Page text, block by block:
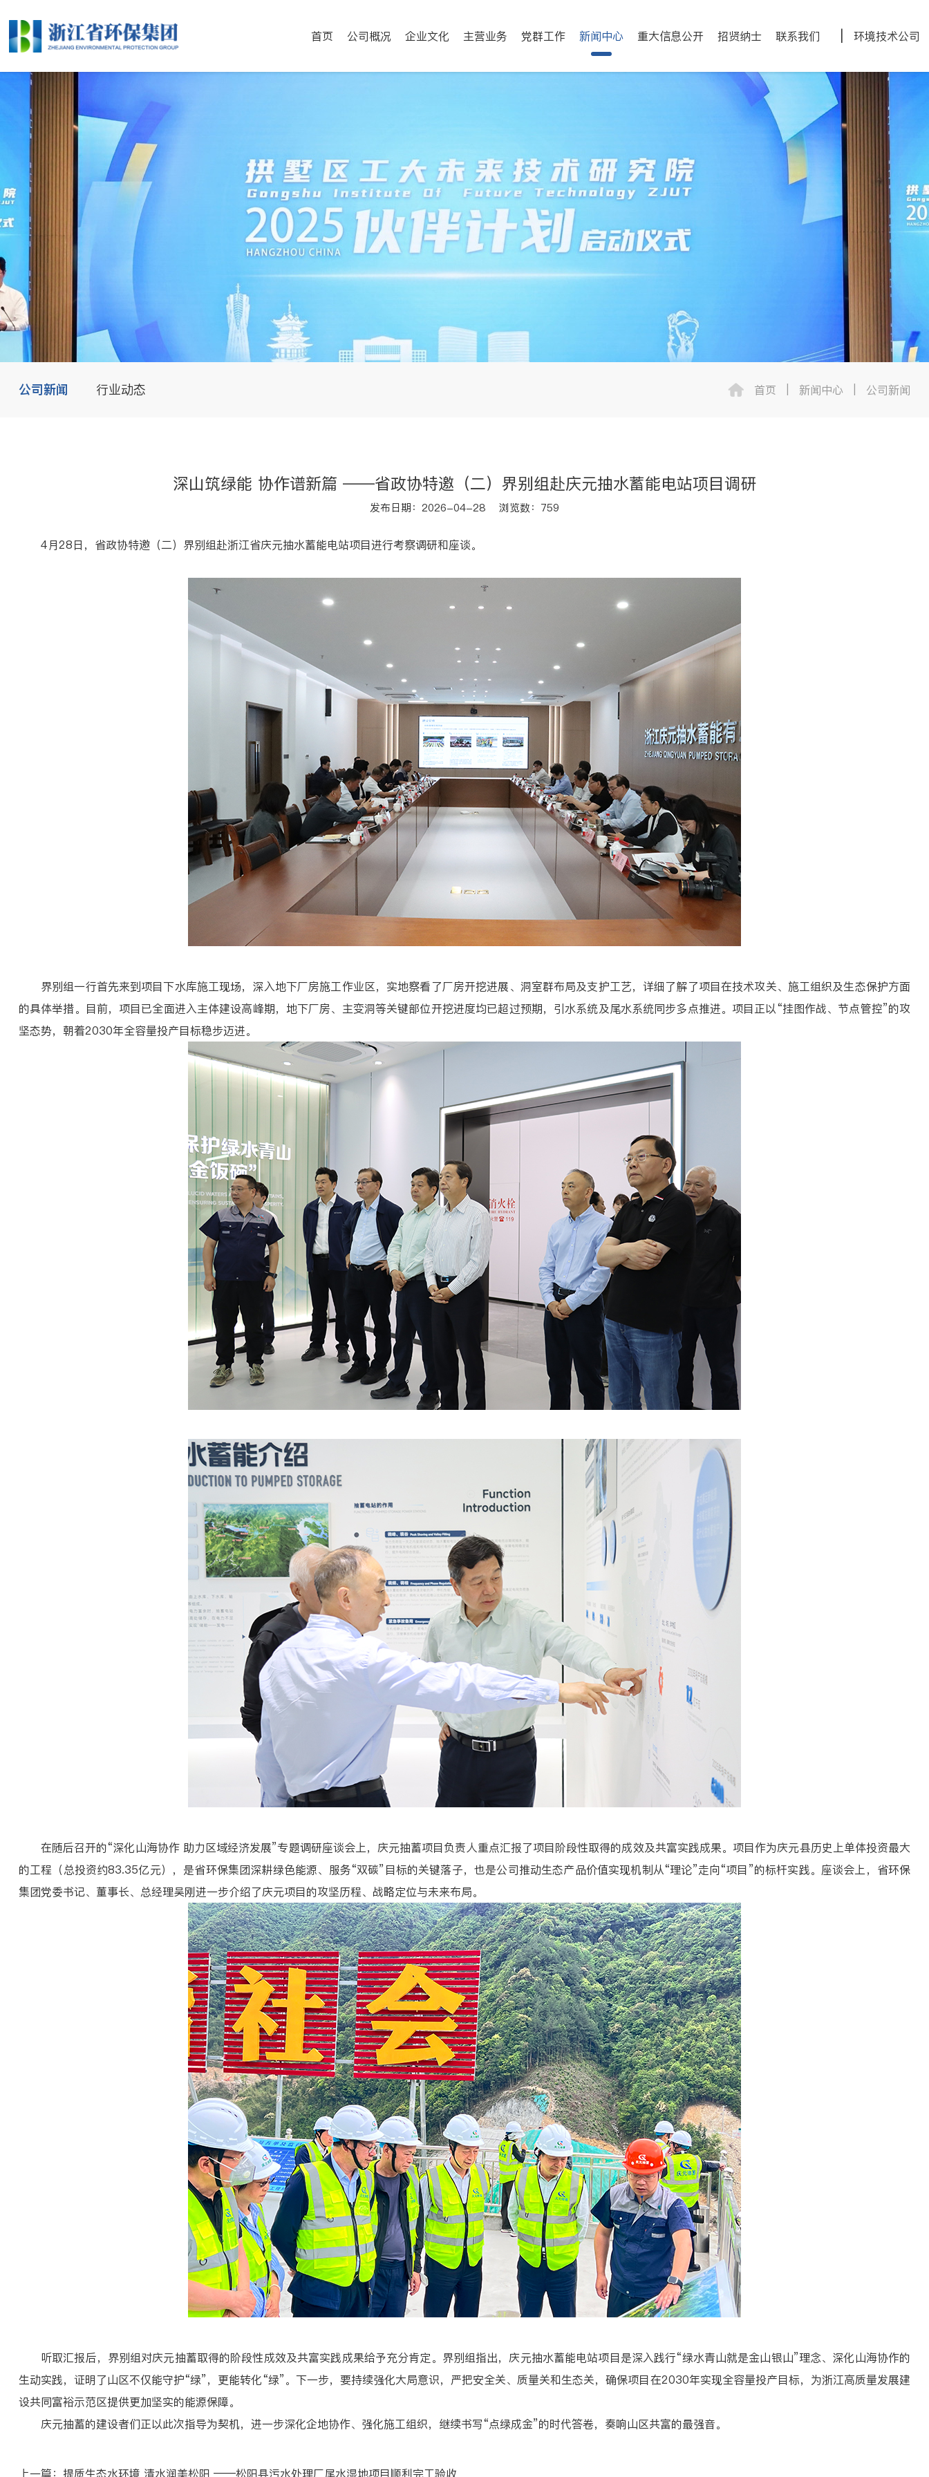
首页 公司概况 企业文化 主营业务 党群工作 新闻中心 重大信息公开 招贤纳士 联系我们 环境技术公司
公司新闻 行业动态 首页 新闻中心 公司新闻
深山筑绿能 协作谱新篇 ——省政协特邀（二）界别组赴庆元抽水蓄能电站项目调研
发布日期：2026-04-28 浏览数：759
4月28日，省政协特邀（二）界别组赴浙江省庆元抽水蓄能电站项目进行考察调研和座谈。
界别组一行首先来到项目下水库施工现场，深入地下厂房施工作业区，实地察看了厂房开挖进展、洞室群布局及支护工艺，详细了解了项目在技术攻关、施工组织及生态保护方面
的具体举措。目前，项目已全面进入主体建设高峰期，地下厂房、主变洞等关键部位开挖进度均已超过预期，引水系统及尾水系统同步多点推进。项目正以“挂图作战、节点管控”的攻
坚态势，朝着2030年全容量投产目标稳步迈进。
在随后召开的“深化山海协作 助力区域经济发展”专题调研座谈会上，庆元抽蓄项目负责人重点汇报了项目阶段性取得的成效及共富实践成果。项目作为庆元县历史上单体投资最大
的工程（总投资约83.35亿元），是省环保集团深耕绿色能源、服务“双碳”目标的关键落子，也是公司推动生态产品价值实现机制从“理论”走向“项目”的标杆实践。座谈会上，省环保
集团党委书记、董事长、总经理吴刚进一步介绍了庆元项目的攻坚历程、战略定位与未来布局。
听取汇报后，界别组对庆元抽蓄取得的阶段性成效及共富实践成果给予充分肯定。界别组指出，庆元抽水蓄能电站项目是深入践行“绿水青山就是金山银山”理念、深化山海协作的
生动实践，证明了山区不仅能守护“绿”，更能转化“绿”。下一步，要持续强化大局意识，严把安全关、质量关和生态关，确保项目在2030年实现全容量投产目标，为浙江高质量发展建
设共同富裕示范区提供更加坚实的能源保障。
庆元抽蓄的建设者们正以此次指导为契机，进一步深化企地协作、强化施工组织，继续书写“点绿成金”的时代答卷，奏响山区共富的最强音。
上一篇： 提质生态水环境 清水润美松阳 ——松阳县污水处理厂尾水湿地项目顺利完工验收